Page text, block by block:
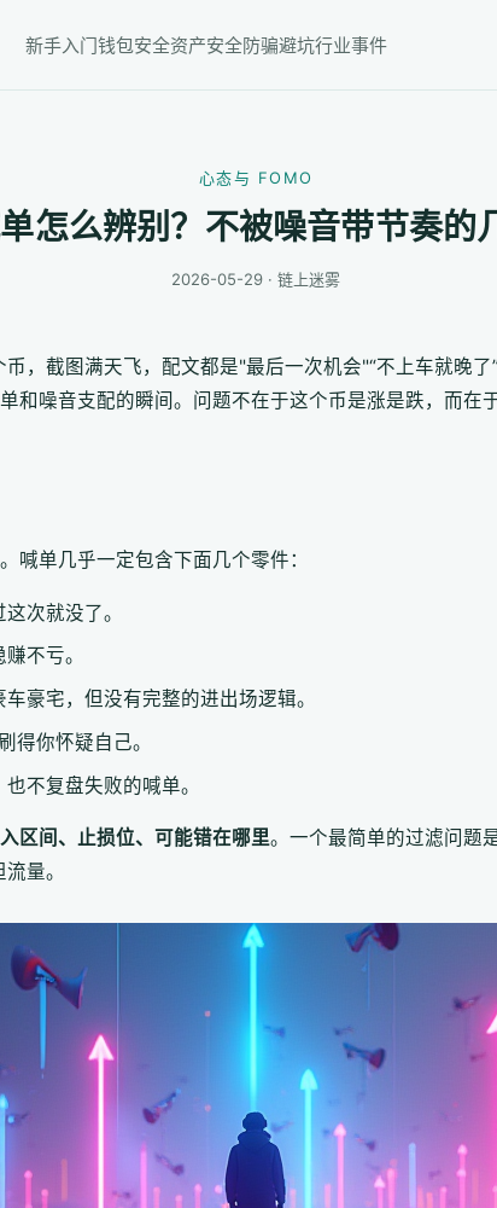
新手入门钱包安全资产安全防骗避坑行业事件
心态与 FOMO
怎么辨别？不被噪音带节奏的
2026-05-29 · 链上迷雾
，截图满天飞，配文都是"最后一次机会"“不上车就晚
噪音支配的瞬间。问题不在于这个币是涨是跌，而在于
喊单几乎一定包含下面几个零件：
次就没了。
不亏。
豪宅，但没有完整的进出场逻辑。
得你怀疑自己。
不复盘失败的喊单。
区间、止损位、可能错在哪里。一个最简单的过滤问题
量。